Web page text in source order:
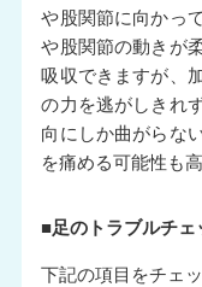
や股関節に向かっ
や股関節の動きが
吸収できますが、
の力を逃がしきれ
向にしか曲がらな
を痛める可能性も
■足のトラブルチェ
下記の項目をチェ